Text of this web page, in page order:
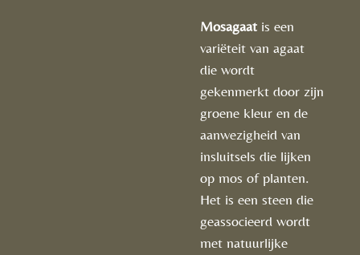
Mosagaat is een
variëteit van agaat
die wordt
gekenmerkt door zijn
groene kleur en de
aanwezigheid van
insluitsels die lijken
op mos of planten.
Het is een steen die
geassocieerd wordt
met natuurlijke